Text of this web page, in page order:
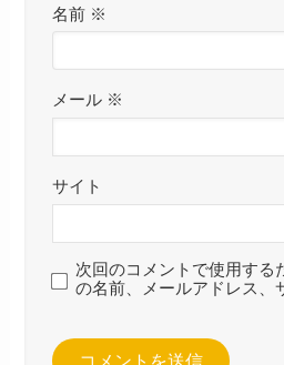
名前 ※
メール ※
サイト
次回のコメントで使用する
の名前、メールアドレス、